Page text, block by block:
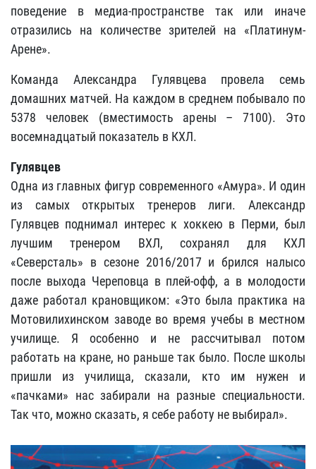
поведение в медиа-пространстве так или иначе
отразились на количестве зрителей на «Платинум-
Арене».
Команда Александра Гулявцева провела семь
домашних матчей. На каждом в среднем побывало по
5378 человек (вместимость арены – 7100). Это
восемнадцатый показатель в КХЛ.
Гулявцев
Одна из главных фигур современного «Амура». И один
из самых открытых тренеров лиги. Александр
Гулявцев поднимал интерес к хоккею в Перми, был
лучшим тренером ВХЛ, сохранял для КХЛ
«Северсталь» в сезоне 2016/2017 и брился налысо
после выхода Череповца в плей-офф, а в молодости
даже работал крановщиком: «Это была практика на
Мотовилихинском заводе во время учебы в местном
училище. Я особенно и не рассчитывал потом
работать на кране, но раньше так было. После школы
пришли из училища, сказали, кто им нужен и
«пачками» нас забирали на разные специальности.
Так что, можно сказать, я себе работу не выбирал».